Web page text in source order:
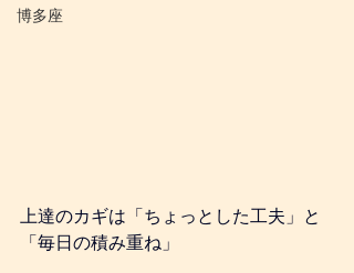
博多座
上達のカギは「ちょっとした工夫」と
「毎日の積み重ね」